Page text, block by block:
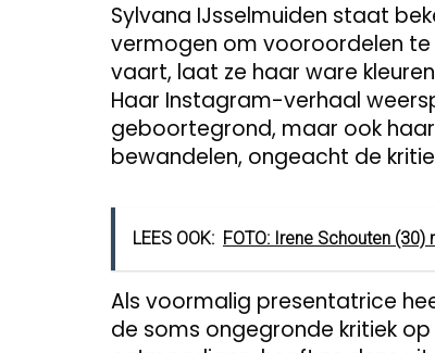
Sylvana IJsselmuiden staat
vermogen om vooroordelen te
vaart, laat ze haar ware
Haar Instagram-verhaal
geboortegrond, maar ook
bewandelen, ongeacht de
LEES OOK: FOTO: Irene Schouten
Als voormalig presentatrice
de soms ongegronde kritiek